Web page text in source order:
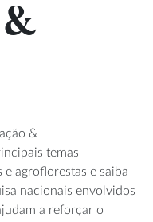
&
temas
agroflorestas e saiba
nacionais envolvidos
a reforçar o